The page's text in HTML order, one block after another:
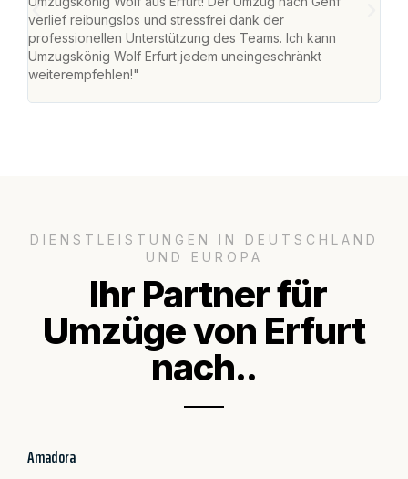
verlief reibungslos und stressfrei dank der
professionellen Unterstützung des Teams. Ich kann
Umzugskönig Wolf Erfurt jedem uneingeschränkt
weiterempfehlen!"
DIENSTLEISTUNGEN IN DEUTSCHLAND
UND EUROPA
Ihr Partner für
Umzüge von Erfurt
nach..
Amadora